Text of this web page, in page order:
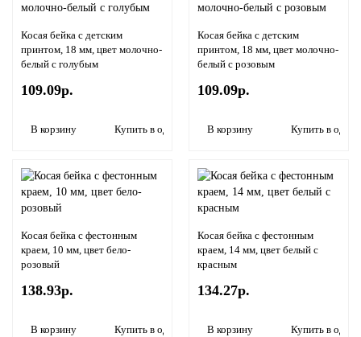
Косая бейка с детским
принтом, 18 мм, цвет молочно-
белый с голубым
109.09р.
В корзину Купить в один клик
Косая бейка с детским
принтом, 18 мм, цвет молочно-
белый с розовым
109.09р.
В корзину Купить в один
Косая бейка с фестонным
краем, 10 мм, цвет бело-
розовый
138.93р.
В корзину Купить в один клик
Косая бейка с фестонным
краем, 14 мм, цвет белый с
красным
134.27р.
В корзину Купить в один